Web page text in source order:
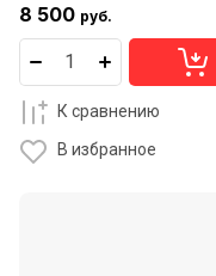
8 500 руб.
К сравнению
В избранное